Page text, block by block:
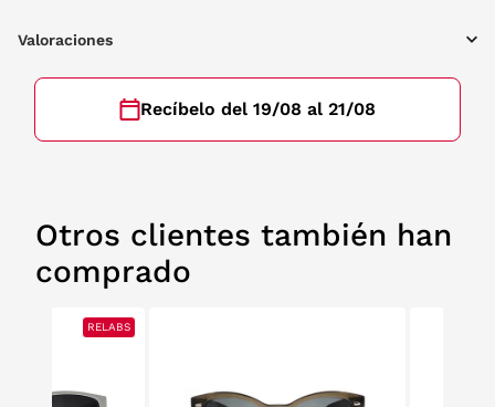
Valoraciones
Recíbelo del 19/08 al 21/08
Otros clientes también han
comprado
RELABS